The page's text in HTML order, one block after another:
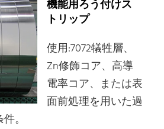
機能用ろう付けス
トリップ
使用:7072犠牲層、
Zn修飾コア、高導
電率コア、または表
面前処理を用いた過
。